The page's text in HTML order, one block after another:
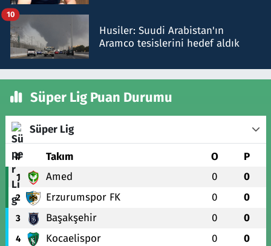
Husiler: Suudi Arabistan'ın
Aramco tesislerini hedef aldık
10
Süper Lig Puan Durumu
Süper Lig
# Takım O P
1 Amed 0 0
2 Erzurumspor FK 0 0
3 Başakşehir 0 0
4 Kocaelispor 0 0